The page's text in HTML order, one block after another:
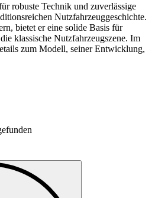
robuste Technik und zuverlässige
Nutzfahrzeuggeschichte.
bietet er eine solide Basis für
klassische Nutzfahrzeugszene. Im
zum Modell, seiner Entwicklung,